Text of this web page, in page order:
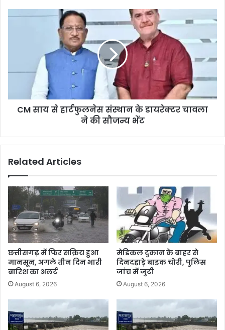
CM साय से हार्टफुलनेस संस्थान के डायरेक्टर चावला
ने की सौजन्य भेंट
Related Articles
छत्तीसगढ़ में फिर सक्रिय हुआ
मानसून, अगले तीन दिन भारी
बारिश का अलर्ट
August 6, 2026
मेडिकल दुकान के बाहर से
दिनदहाड़े बाइक चोरी, पुलिस
जांच में जुटी
August 6, 2026